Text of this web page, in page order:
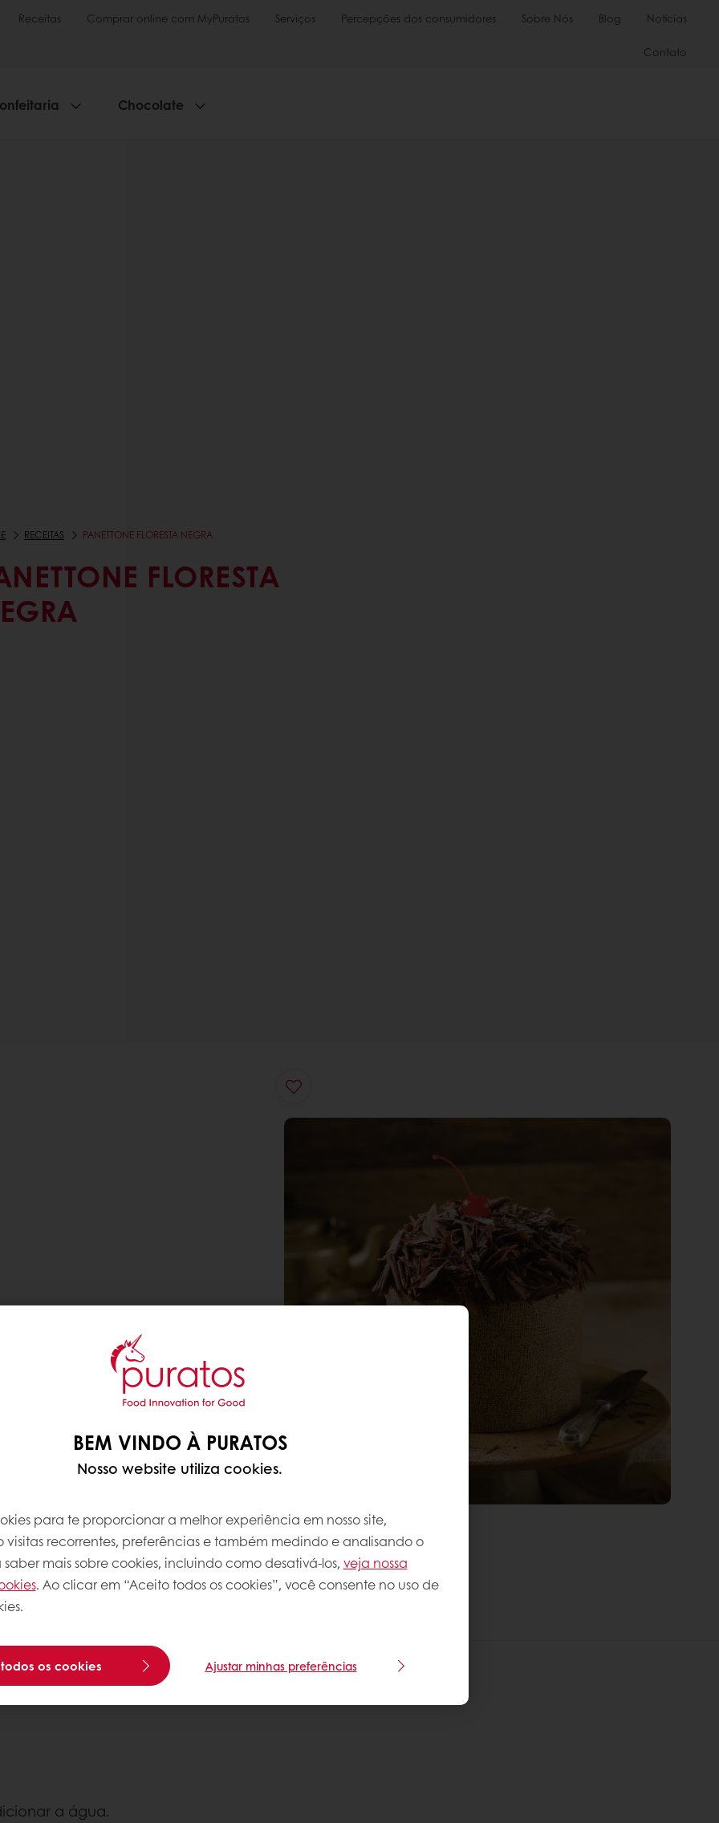
Receitas Comprar online com MyPuratos Serviços Percepções dos consumidores Sobre Nós Blog Notícias
Contato
Chocolate
RECEITAS PANETTONE FLORESTA NEGRA
FLORESTA
a água.
BEM VINDO À PURATOS
Nosso website utiliza cookies.
para te proporcionar a melhor experiência em nosso site,
recorrentes, preferências e também medindo e analisando o
mais sobre cookies, incluindo como desativá-los, veja nossa
. Ao clicar em “Aceito todos os cookies”, você consente no uso de
os cookies Ajustar minhas preferências